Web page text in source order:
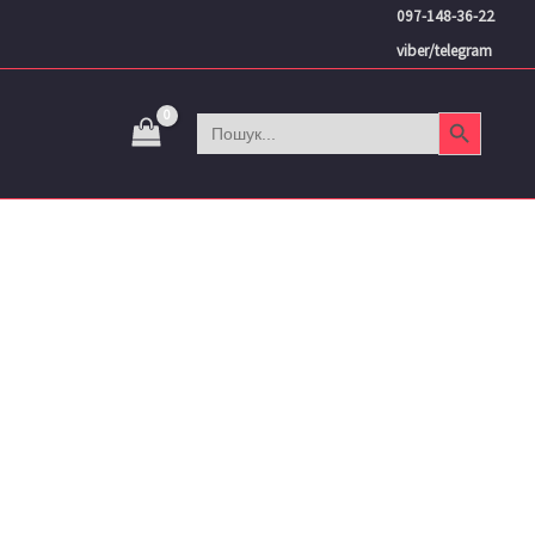
097-148-36-22
viber/telegram
Search
for:
Search Button